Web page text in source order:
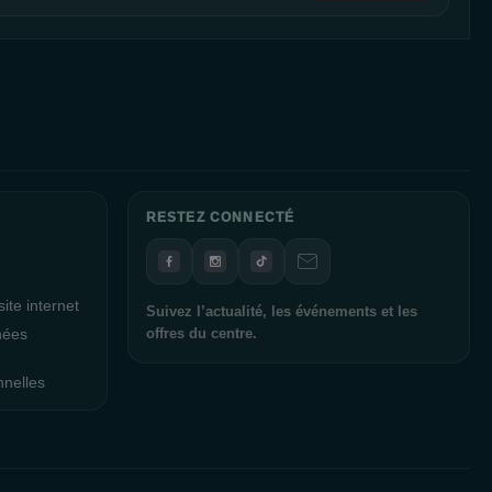
internet
RESTEZ CONNECTÉ
Suivez l’actualité, les événements et les
offres du centre.